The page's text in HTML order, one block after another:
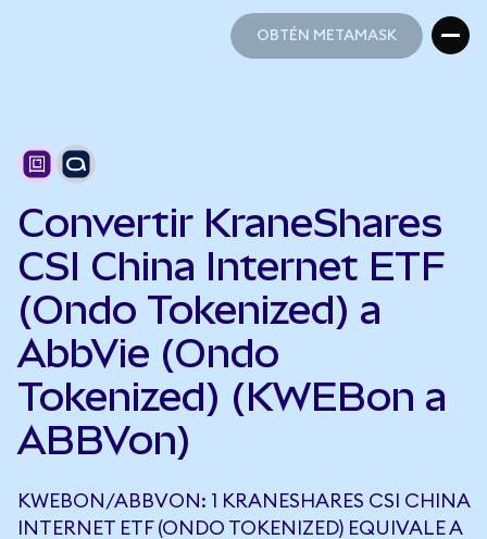
OBTÉN METAMASK
Convertir KraneShares
CSI China Internet ETF
(Ondo Tokenized) a
AbbVie (Ondo
Tokenized) (KWEBon a
ABBVon)
KWEBON/ABBVON: 1 KRANESHARES CSI CHINA
INTERNET ETF (ONDO TOKENIZED) EQUIVALE A